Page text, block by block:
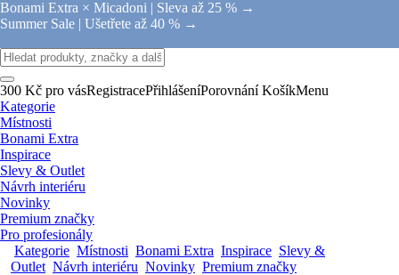
Bonami Extra × Micadoni | Sleva až 25 % →
Summer Sale | Ušetřete až 40 % →
300 Kč pro vásRegistracePřihlášeníPorovnání KošíkMenu
Kategorie
Místnosti
Bonami Extra
Inspirace
Slevy & Outlet
Návrh interiéru
Novinky
Premium značky
Pro profesionály
Kategorie Místnosti Bonami Extra Inspirace Slevy &
Outlet Návrh interiéru Novinky Premium značky